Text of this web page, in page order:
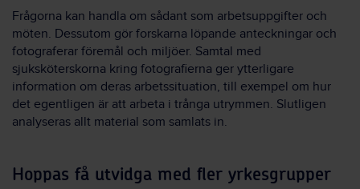
Frågorna kan handla om sådant som arbetsuppgifter och
möten. Dessutom gör forskarna löpande anteckningar och
fotograferar föremål och miljöer. Samtal med
sjuksköterskorna kring fotografierna ger ytterligare
information om deras arbetssituation, till exempel om hur
det egentligen är att arbeta i trånga utrymmen. Slutligen
analyseras allt material som samlats in.
Hoppas få utvidga med fler yrkesgrupper